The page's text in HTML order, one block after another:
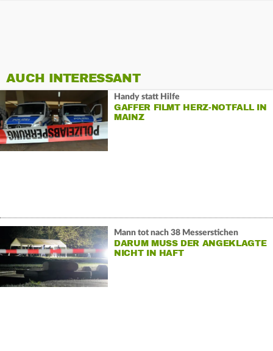
AUCH INTERESSANT
Handy statt Hilfe
GAFFER FILMT HERZ-NOTFALL IN
MAINZ
Mann tot nach 38 Messerstichen
DARUM MUSS DER ANGEKLAGTE
NICHT IN HAFT